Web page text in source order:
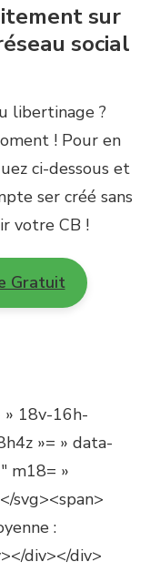
sur
social
libertinage ?
! Pour en
ci-dessous et
ser créé sans
votre CB !
Gratuit
» 18v-16h-
»= » data-
m18= »
svg><span>
:
div></div>